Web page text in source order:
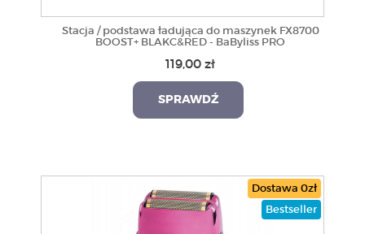
Stacja / podstawa ładująca do maszynek FX8700
BOOST+ BLAKC&RED - BaByliss PRO
119,00 zł
SPRAWDŹ
Dostawa 0zł
Bestseller